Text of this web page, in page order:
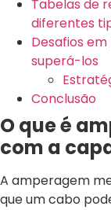
Tabelas de
diferentes
Desafios
superá-los
Conclusão
O que é
com a
A amperagem
que um cabo